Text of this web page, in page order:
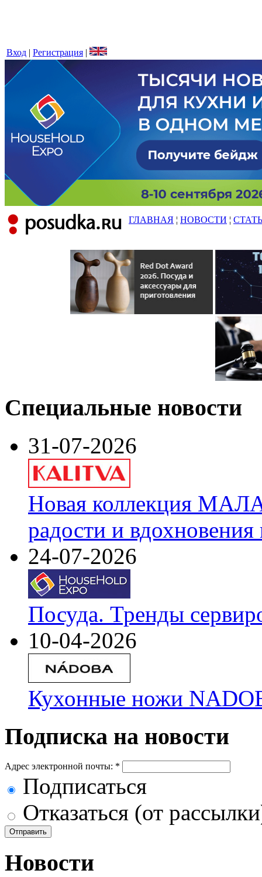
Вход | Регистрация |
ГЛАВНАЯ ¦ НОВОСТИ ¦
Специальные новости
31-07-2026
Новая коллекция
радости и
24-07-2026
Посуда. Тренды
10-04-2026
Кухонные ножи
Подписка на новости
Адрес электронной почты: *
Подписаться
Отказаться (от
Новости